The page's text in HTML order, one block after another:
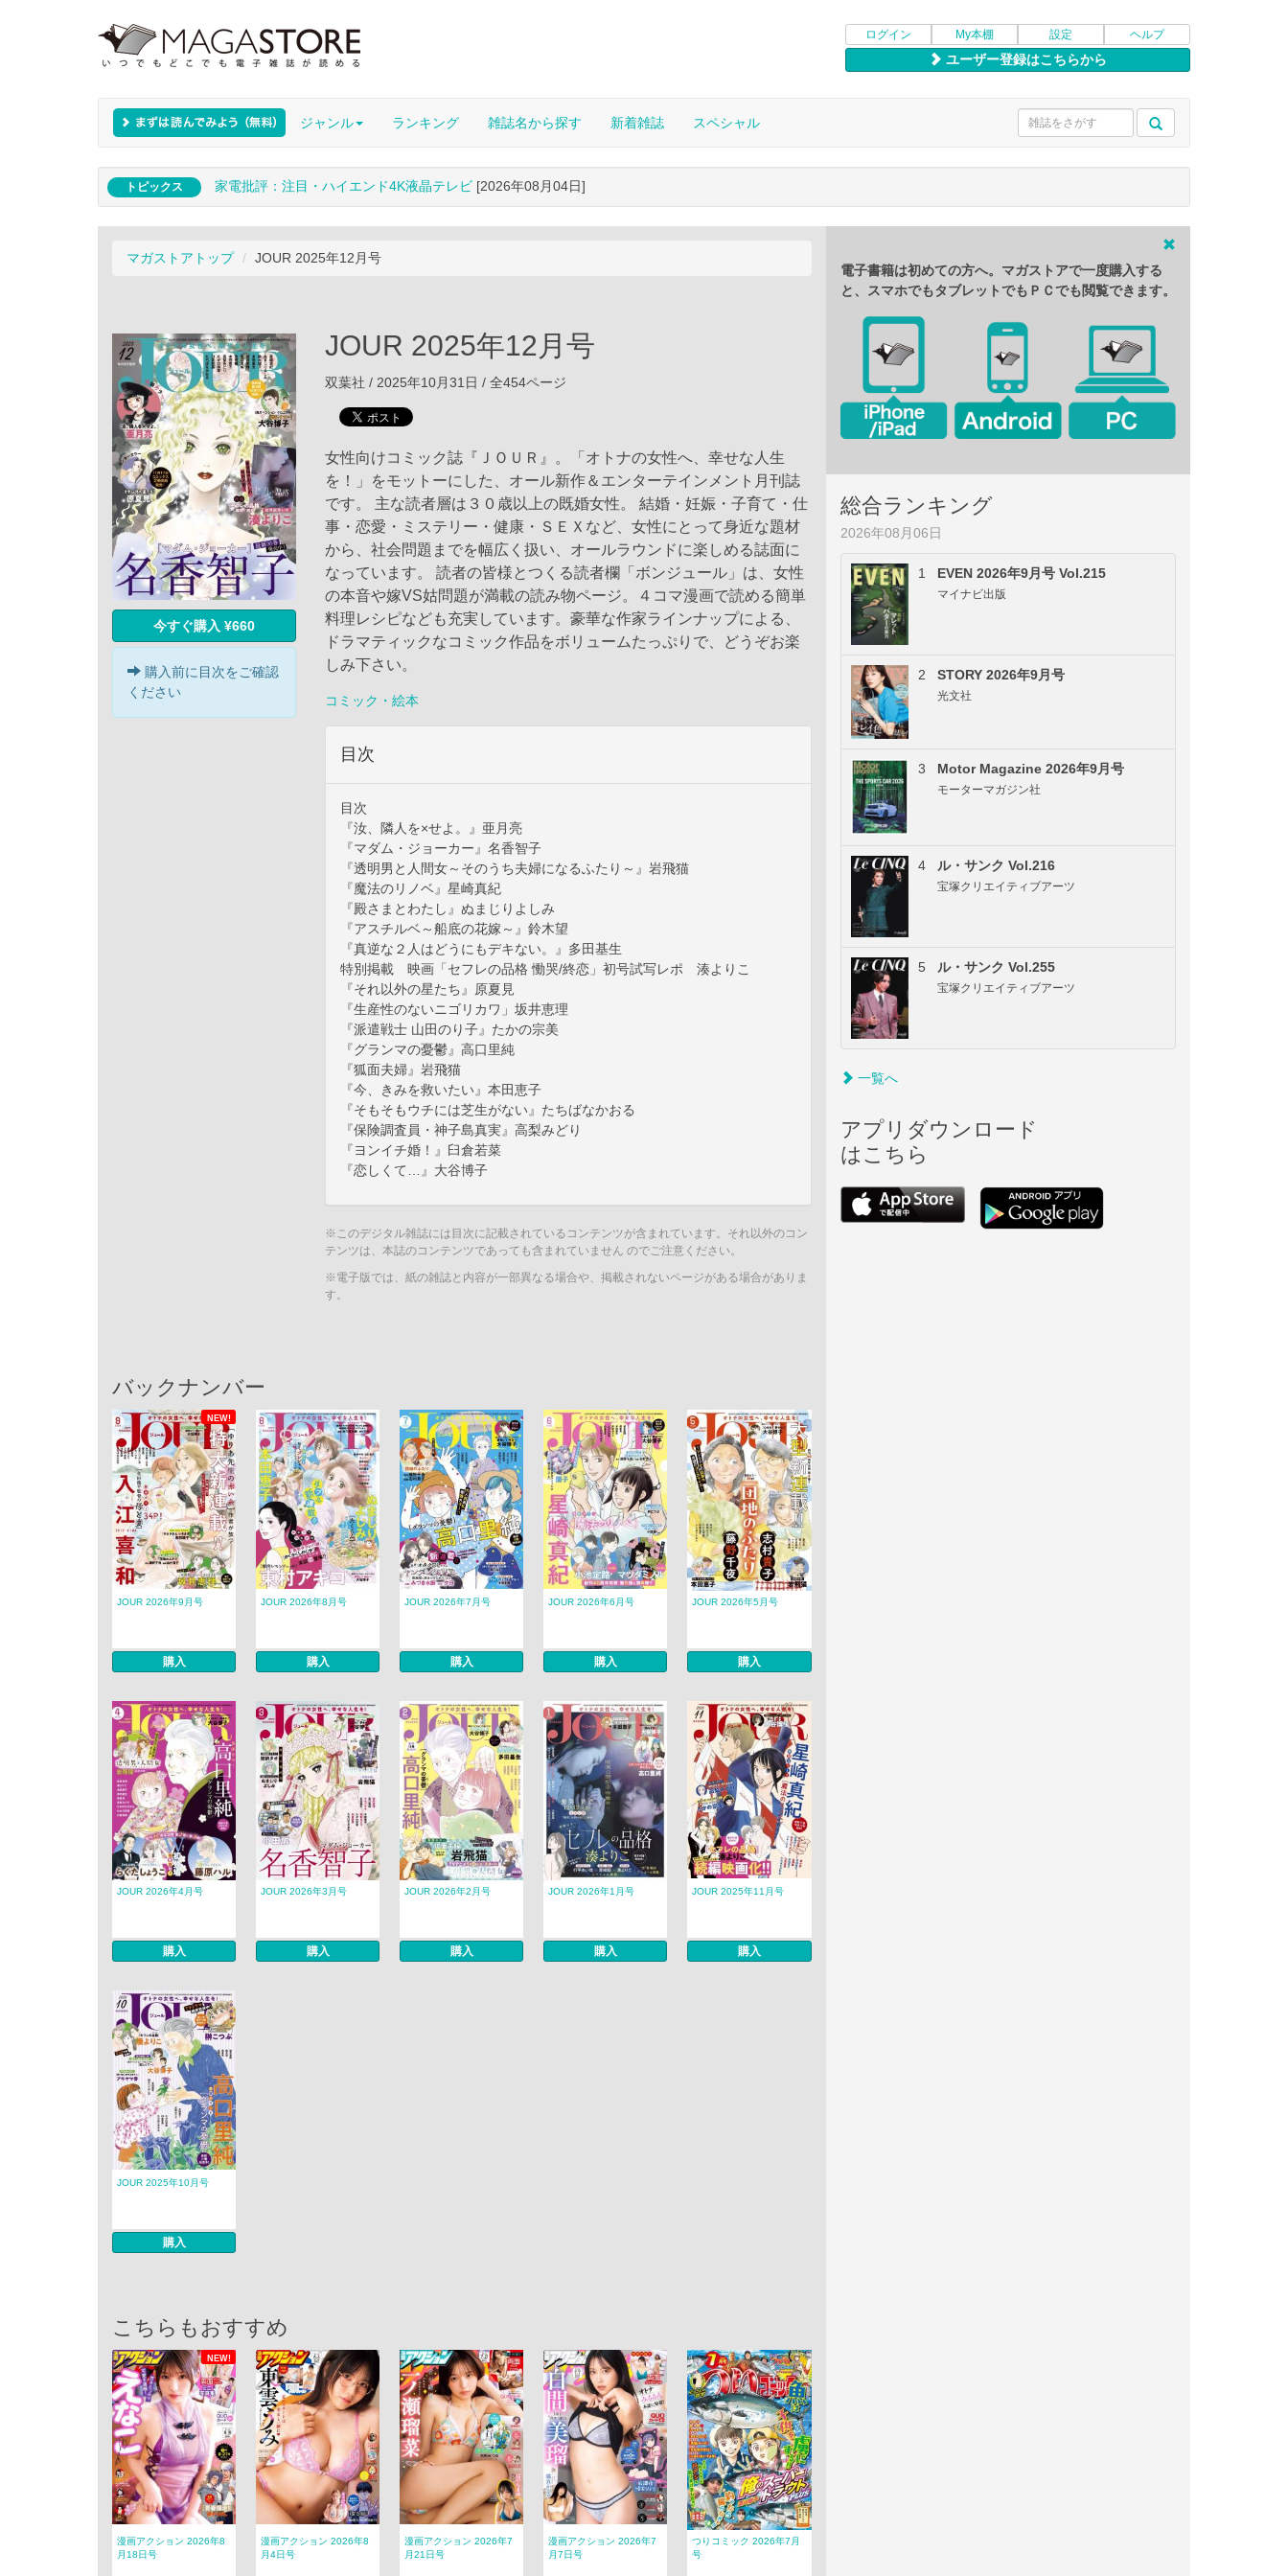
ログイン My本棚 設定 ヘルプ
ユーザー登録はこちらから
ジャンル ランキング 雑誌名から探す 新着雑誌 スペシャル
トピックス 家電批評：注目・ハイエンド4K液晶テレビ [2026年08月04日]
マガストアトップ JOUR 2025年12月号
今すぐ購入 ¥660
購入前に目次をご確認
ください
JOUR 2025年12月号
双葉社 / 2025年10月31日 / 全454ページ
女性向けコミック誌『ＪＯＵＲ』。「オトナの女性へ、幸せな人生
を！」をモットーにした、オール新作＆エンターテインメント月刊誌
です。 主な読者層は３０歳以上の既婚女性。 結婚・妊娠・子育て・仕
事・恋愛・ミステリー・健康・ＳＥＸなど、女性にとって身近な題材
から、社会問題までを幅広く扱い、オールラウンドに楽しめる誌面に
なっています。 読者の皆様とつくる読者欄「ボンジュール」は、女性
の本音や嫁VS姑問題が満載の読み物ページ。４コマ漫画で読める簡単
料理レシピなども充実しています。豪華な作家ラインナップによる、
ドラマティックなコミック作品をボリュームたっぷりで、どうぞお楽
しみ下さい。
コミック・絵本
目次
目次
『汝、隣人を×せよ。』亜月亮
『マダム・ジョーカー』名香智子
『透明男と人間女～そのうち夫婦になるふたり～』岩飛猫
『魔法のリノベ』星崎真紀
『殿さまとわたし』ぬまじりよしみ
『アスチルベ～船底の花嫁～』鈴木望
『真逆な２人はどうにもデキない。』多田基生
特別掲載 映画「セフレの品格 慟哭/終恋」初号試写レポ 湊よりこ
『それ以外の星たち』原夏見
『生産性のないニゴリカワ」坂井恵理
『派遣戦士 山田のり子』たかの宗美
『グランマの憂鬱』高口里純
『狐面夫婦』岩飛猫
『今、きみを救いたい』本田恵子
『そもそもウチには芝生がない』たちばなかおる
『保険調査員・神子島真実』高梨みどり
『ヨンイチ婚！』臼倉若菜
『恋しくて…』大谷博子
※このデジタル雑誌には目次に記載されているコンテンツが含まれています。それ以外のコン
テンツは、本誌のコンテンツであっても含まれていません のでご注意ください。
※電子版では、紙の雑誌と内容が一部異なる場合や、掲載されないページがある場合がありま
す。
バックナンバー
NEW!
JOUR 2026年9月号
購入
JOUR 2026年8月号
購入
JOUR 2026年7月号
購入
JOUR 2026年6月号
購入
JOUR 2026年5月号
購入
JOUR 2026年4月号
購入
JOUR 2026年3月号
購入
JOUR 2026年2月号
購入
JOUR 2026年1月号
購入
JOUR 2025年11月号
購入
JOUR 2025年10月号
購入
こちらもおすすめ
NEW!
漫画アクション 2026年8
月18日号
漫画アクション 2026年8
月4日号
漫画アクション 2026年7
月21日号
漫画アクション 2026年7
月7日号
つりコミック 2026年7月
号
電子書籍は初めての方へ。マガストアで一度購入する
と、スマホでもタブレットでもＰＣでも閲覧できます。
総合ランキング
2026年08月06日
1 EVEN 2026年9月号 Vol.215
マイナビ出版
2 STORY 2026年9月号
光文社
3 Motor Magazine 2026年9月号
モーターマガジン社
4 ル・サンク Vol.216
宝塚クリエイティブアーツ
5 ル・サンク Vol.255
宝塚クリエイティブアーツ
一覧へ
アプリダウンロード
はこちら